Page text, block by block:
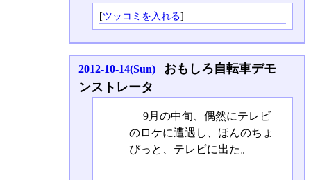
[ツッコミを入れる]
2012-10-14(Sun)
おもしろ自転車デモ
ンストレータ
9月の中旬、偶然にテレビ
のロケに遭遇し、ほんのちょ
びっと、テレビに出た。